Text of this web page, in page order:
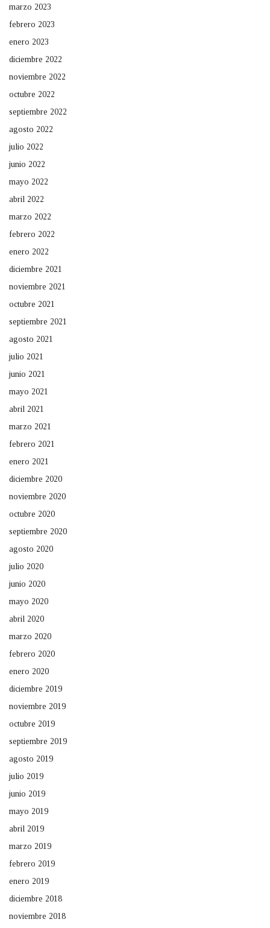
marzo 2023
febrero 2023
enero 2023
diciembre 2022
noviembre 2022
octubre 2022
septiembre 2022
agosto 2022
julio 2022
junio 2022
mayo 2022
abril 2022
marzo 2022
febrero 2022
enero 2022
diciembre 2021
noviembre 2021
octubre 2021
septiembre 2021
agosto 2021
julio 2021
junio 2021
mayo 2021
abril 2021
marzo 2021
febrero 2021
enero 2021
diciembre 2020
noviembre 2020
octubre 2020
septiembre 2020
agosto 2020
julio 2020
junio 2020
mayo 2020
abril 2020
marzo 2020
febrero 2020
enero 2020
diciembre 2019
noviembre 2019
octubre 2019
septiembre 2019
agosto 2019
julio 2019
junio 2019
mayo 2019
abril 2019
marzo 2019
febrero 2019
enero 2019
diciembre 2018
noviembre 2018